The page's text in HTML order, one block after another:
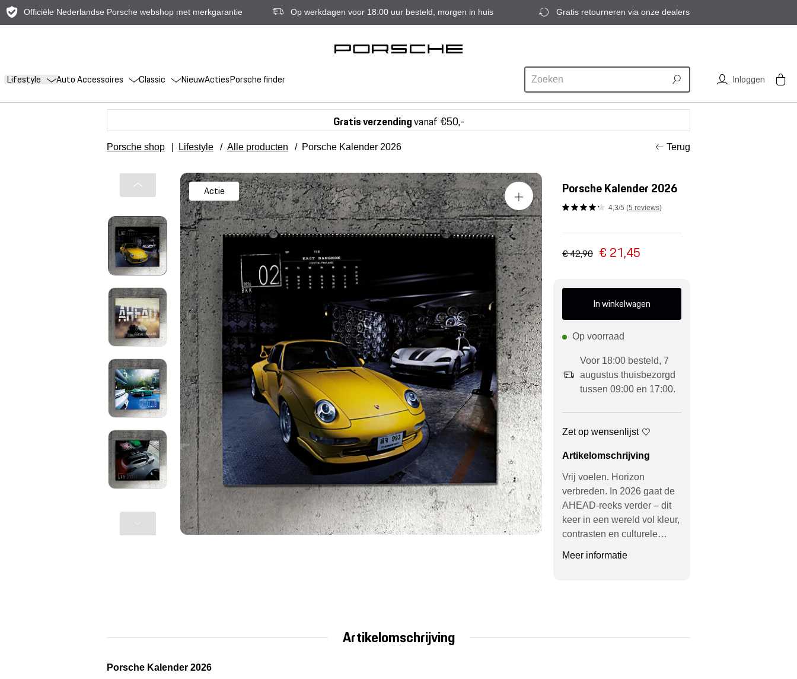
Officiële Nederlandse Porsche webshop met merkgarantie Op werkdagen voor 18:00 uur besteld, morgen in huis Gratis retourneren via onze dealers
Lifestyle Auto Accessoires Classic NieuwActiesPorsche finder Inloggen
Gratis verzendingvanaf €50,-
Porsche shop Lifestyle / Alle producten / Porsche Kalender 2026 Terug
Porsche Kalender 2026
4,3/5 (5 reviews)
€ 42,90 € 21,45
Actie
In winkelwagen
Op voorraad
Voor 18:00 besteld, 7
augustus thuisbezorgd
tussen 09:00 en 17:00.
Zet op wensenlijst
Artikelomschrijving
Vrij voelen. Horizon
verbreden. In 2026 gaat de
AHEAD-reeks verder – dit
keer in een wereld vol kleur,
contrasten en culturele…
Meer informatie
Artikelomschrijving
Porsche Kalender 2026